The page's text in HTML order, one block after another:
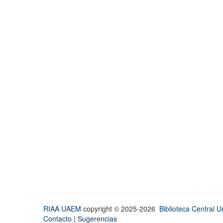
RIAA UAEM copyright © 2025-2026 Biblioteca Central
Contacto | Sugerencias